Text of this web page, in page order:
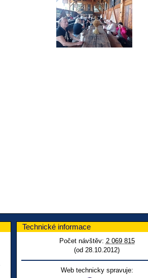
Technické informace
Počet návštěv: 2 069 815
(od 28.10.2012)
Web technicky spravuje: